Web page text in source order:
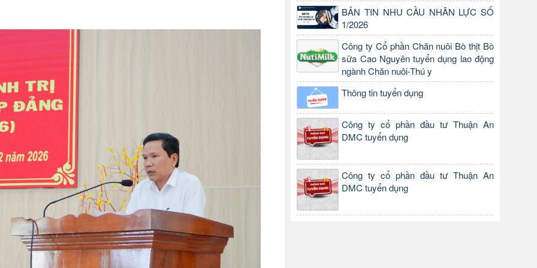
BẢN TIN NHU CẦU NHÂN LỰC SỐ
1/2026
Công ty Cổ phần Chăn nuôi Bò thịt Bò
sữa Cao Nguyên tuyển dụng lao động
ngành Chăn nuôi-Thú y
Thông tin tuyển dụng
Công ty cổ phần đầu tư Thuận An
DMC tuyển dụng
Công ty cổ phần đầu tư Thuận An
DMC tuyển dụng